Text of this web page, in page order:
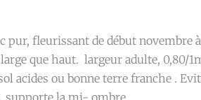
pur, fleurissant de début novembre
que haut. largeur adulte, 0,80/
acides ou bonne terre franche .
supporte la mi- ombre